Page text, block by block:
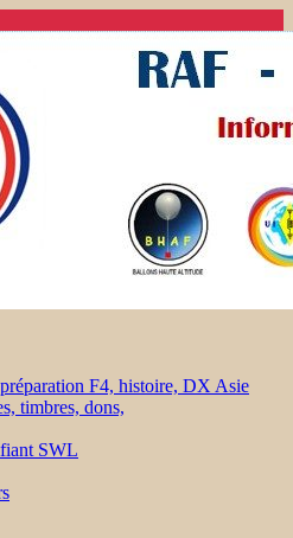
F4, histoire, DX Asie
timbres, dons,
SWL